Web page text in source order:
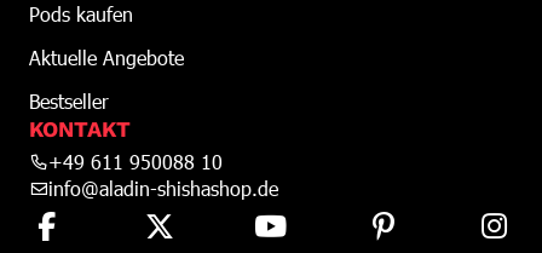
Pods kaufen
Aktuelle Angebote
Bestseller
KONTAKT
+49 611 950088 10
info@aladin-shishashop.de